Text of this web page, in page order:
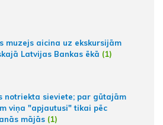
muzejs aicina uz ekskursijām
Latvijas Bankas ēkā (1)
notriekta sieviete; par gūtajām
viņa "apjautusi" tikai pēc
mājās (1)